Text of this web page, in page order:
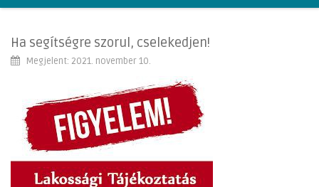
Ha segítségre szorul, cselekedjen!
Megjelent: 2021. november 10.